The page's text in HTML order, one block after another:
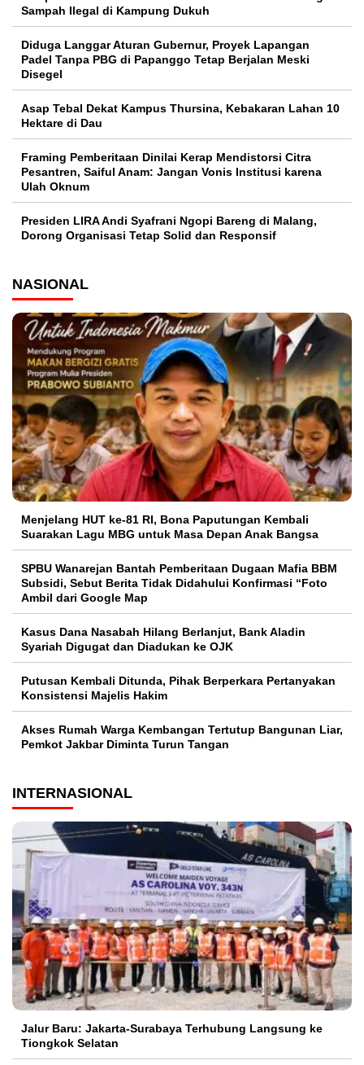
Sampah Ilegal di Kampung Dukuh
Diduga Langgar Aturan Gubernur, Proyek Lapangan
Padel Tanpa PBG di Papanggo Tetap Berjalan Meski
Disegel
Asap Tebal Dekat Kampus Thursina, Kebakaran Lahan 10
Hektare di Dau
Framing Pemberitaan Dinilai Kerap Mendistorsi Citra
Pesantren, Saiful Anam: Jangan Vonis Institusi karena
Ulah Oknum
Presiden LIRA Andi Syafrani Ngopi Bareng di Malang,
Dorong Organisasi Tetap Solid dan Responsif
NASIONAL
Menjelang HUT ke-81 RI, Bona Paputungan Kembali
Suarakan Lagu MBG untuk Masa Depan Anak Bangsa
SPBU Wanarejan Bantah Pemberitaan Dugaan Mafia BBM
Subsidi, Sebut Berita Tidak Didahului Konfirmasi “Foto
Ambil dari Google Map
Kasus Dana Nasabah Hilang Berlanjut, Bank Aladin
Syariah Digugat dan Diadukan ke OJK
Putusan Kembali Ditunda, Pihak Berperkara Pertanyakan
Konsistensi Majelis Hakim
Akses Rumah Warga Kembangan Tertutup Bangunan Liar,
Pemkot Jakbar Diminta Turun Tangan
INTERNASIONAL
Jalur Baru: Jakarta-Surabaya Terhubung Langsung ke
Tiongkok Selatan